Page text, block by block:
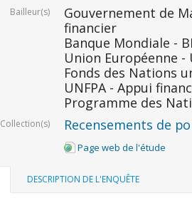
Bailleur(s)
Gouvernement de
financier
Banque Mondiale -
Union Européenne -
Fonds des Nations
UNFPA - Appui
Programme des
Collection(s) Recensements de
Page web de l'étude
DESCRIPTION DE L'ENQUÊTE